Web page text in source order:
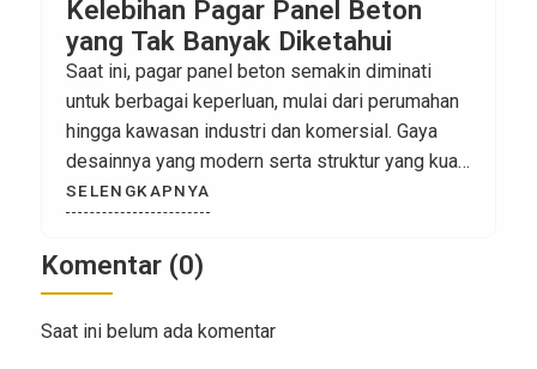
Model Pagar Beton Minimalis
yang Estetik
Pagar beton minimalis tidak hanya berfungsi
sebagai pembatas properti saja, tetapi juga
berperan penting dalam mempengaruhi tampilan
atau estetika desain rumah Anda. Pagar beton
minimalis ini menawarkan kombinasi yang ideal
Karena hal itulah pagar beton minimalis menjadi
pilihan yang dapat dibilang sangat populer untuk
SELENGKAPNYA
Komentar (0)
Saat ini belum ada komentar